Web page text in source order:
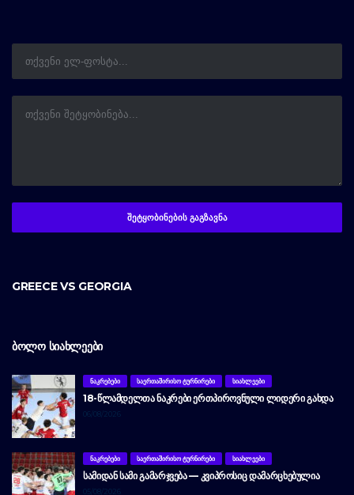
GREECE VS GEORGIA
ᲑᲝᲚᲝ ᲡᲘᲐᲮᲚᲔᲔᲑᲘ
ᲜᲐᲙᲠᲔᲑᲔᲑᲘ ᲡᲐᲔᲠᲗᲐᲨᲘᲠᲘᲡᲝ ᲢᲣᲠᲜᲘᲠᲔᲑᲘ ᲡᲘᲐᲮᲚᲔᲔᲑᲘ
18-ᲬᲚᲐᲛᲓᲔᲚᲗᲐ ᲜᲐᲙᲠᲔᲑᲘ ᲔᲠᲗᲞᲘᲠᲝᲕᲜᲣᲚᲘ ᲚᲘᲓᲔᲠᲘ ᲒᲐᲮᲓᲐ
06/08/2026
ᲜᲐᲙᲠᲔᲑᲔᲑᲘ ᲡᲐᲔᲠᲗᲐᲨᲘᲠᲘᲡᲝ ᲢᲣᲠᲜᲘᲠᲔᲑᲘ ᲡᲘᲐᲮᲚᲔᲔᲑᲘ
ᲡᲐᲛᲘᲓᲐᲜ ᲡᲐᲛᲘ ᲒᲐᲛᲐᲠᲯᲕᲔᲑᲐ — ᲙᲕᲘᲞᲠᲝᲡᲘᲪ ᲓᲐᲛᲐᲠᲪᲮᲔᲑᲣᲚᲘᲐ
05/08/2026